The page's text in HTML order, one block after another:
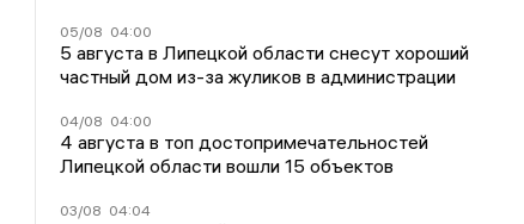
05/08 04:00
5 августа в Липецкой области снесут хороший
частный дом из-за жуликов в администрации
04/08 04:00
4 августа в топ достопримечательностей
Липецкой области вошли 15 объектов
03/08 04:04